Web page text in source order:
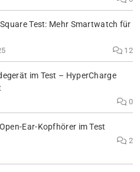
Test: Mehr Smartwatch für
12
im Test – HyperCharge
0
Ear-Kopfhörer im Test
2